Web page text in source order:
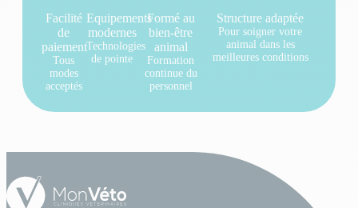
Facilité
de
paiement
Tous
modes
acceptés
Equipements
modernes
Technologies
de pointe
Formé au
bien-être
animal
Formation
continue du
personnel
Structure adaptée
Pour soigner votre
animal dans les
meilleures conditions